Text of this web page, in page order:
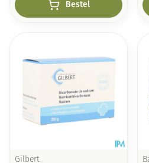
Bestel
Gilbert